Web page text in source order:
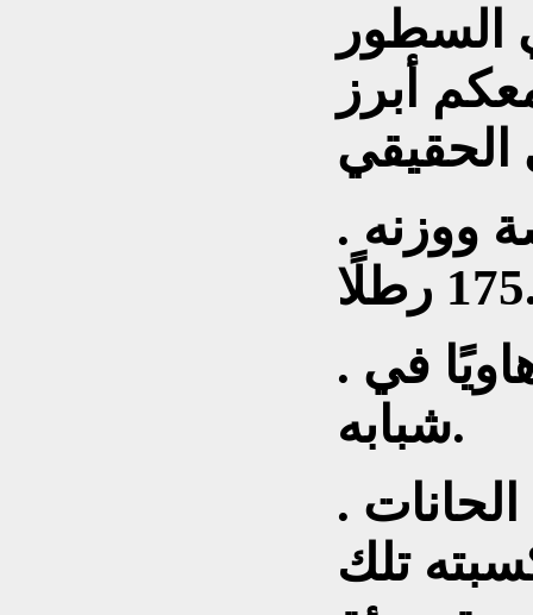
السطور
أبرز
. طوله 5 أقدام و11 بوصة ووزنه
. كان فرانك فيجل ملاكمًا هاويًا في
شبابه.
. كان يتشاجر كثيرًا في الحانات
تلك